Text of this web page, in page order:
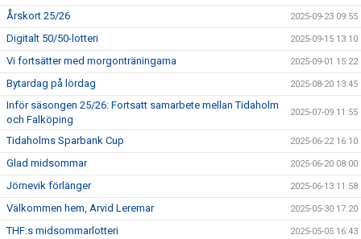
Årskort 25/26 2025-09-23 09:55
Digitalt 50/50-lotteri 2025-09-15 13:10
Vi fortsätter med morgonträningarna 2025-09-01 15:22
Bytardag på lördag 2025-08-20 13:45
Inför säsongen 25/26: Fortsatt samarbete mellan Tidaholm
och Falköping
2025-07-09 11:55
Tidaholms Sparbank Cup 2025-06-22 16:10
Glad midsommar 2025-06-20 08:00
Jörnevik förlänger 2025-06-13 11:58
Välkommen hem, Arvid Leremar 2025-05-30 17:20
THF:s midsommarlotteri 2025-05-05 16:43